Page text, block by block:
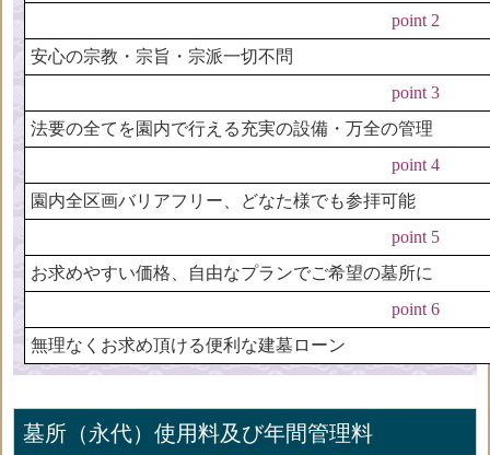
point 2
安心の宗教・宗旨・宗派一切不問
point 3
法要の全てを園内で行える充実の設備・万全の管理
point 4
園内全区画バリアフリー、どなた様でも参拝可能
point 5
お求めやすい価格、自由なプランでご希望の墓所に
point 6
無理なくお求め頂ける便利な建墓ローン
墓所（永代）使用料及び年間管理料